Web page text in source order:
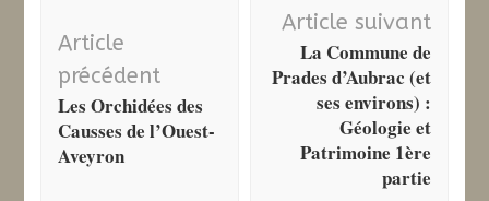
d'article
Article
précédent
Les Orchidées des
Causses de l’Ouest-
Aveyron
Article suivant
La Commune de
Prades d’Aubrac (et
ses environs) :
Géologie et
Patrimoine 1ère
partie